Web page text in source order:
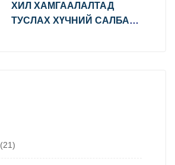
ХИЛ ХАМГААЛАЛТАД
ТУСЛАХ ХҮЧНИЙ САЛБАР
(21)